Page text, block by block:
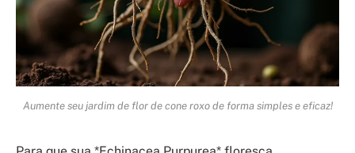
Aumente seu jardim de flor de cone roxo de forma simples e eficaz!